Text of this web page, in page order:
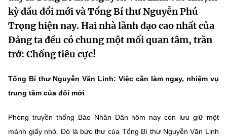
Chức năng nhiệm vụ
Cơ cấu tổ chức
Lịch sử phát triển
Sở Khoa học và Công nghệ
Tin tức sự kiện
Khoa học và Công nghệ
Đổi mới sáng tạo
Chuyển đổi số
Sở hữu trí tuệ
Dịch vụ công
Hệ thống văn bản
Văn bản QPPL
Lấy ý kiến người dân về dự thảo VBQPPL
MST IOFFICE
Khoa học và Công nghệ
kỳ đầu đổi mới và Tổng Bí thư Nguyễn Phú
Trọng hiện nay. Hai nhà lãnh đạo cao nhất của
Đảng ta đều có chung một mối quan tâm, trăn
trở: Chống tiêu cực!
Tổng Bí thư Nguyễn Văn Linh: Việc cần làm ngay, nhiệm vụ
trung tâm của đổi mới
Phòng truyền thống Báo Nhân Dân hôm nay còn lưu giữ một
mảnh giấy nhỏ. Đó là bức thư của Tổng Bí thư Nguyễn Văn Linh